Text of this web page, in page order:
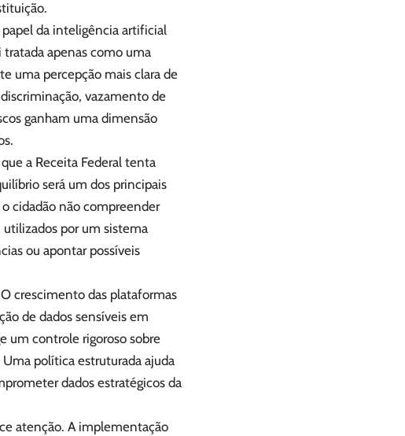
da inteligência artificial
apenas como uma
uma percepção mais clara de
vazamento de
ganham uma dimensão
a Receita Federal tenta
será um dos principais
cidadão não compreender
por um sistema
ou apontar possíveis
crescimento das plataformas
de dados sensíveis em
um controle rigoroso sobre
política estruturada ajuda
dados estratégicos da
atenção. A implementação